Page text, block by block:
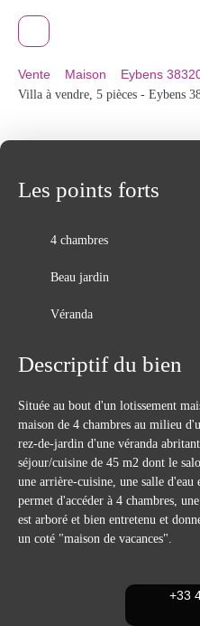
Vente Maison
Eybens
Villa à vendre, 5 pièces - Eybens
Les points forts
4 chambres
Beau jardin
Véranda
Descriptif du bien
Située au bout d'un lotissement
maison de 4 chambres au milieu
rez-de-jardin d'une véranda
séjour/cuisine de 45 m2 dont le
une arrière-cuisine, une salle
permet d'accéder à 4 chambres,
est arboré et bien entretenu et
un coté "maison de vacances".
+33